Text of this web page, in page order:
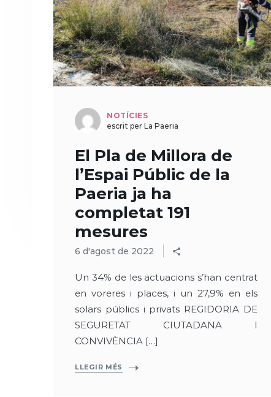
NOTÍCIES
escrit per La Paeria
El Pla de Millora de
l’Espai Públic de la
Paeria ja ha
completat 191
mesures
6 d'agost de 2022
Un 34% de les actuacions s’han centrat
en voreres i places, i un 27,9% en els
solars públics i privats REGIDORIA DE
SEGURETAT CIUTADANA I
CONVIVÈNCIA […]
LLEGIR MÉS